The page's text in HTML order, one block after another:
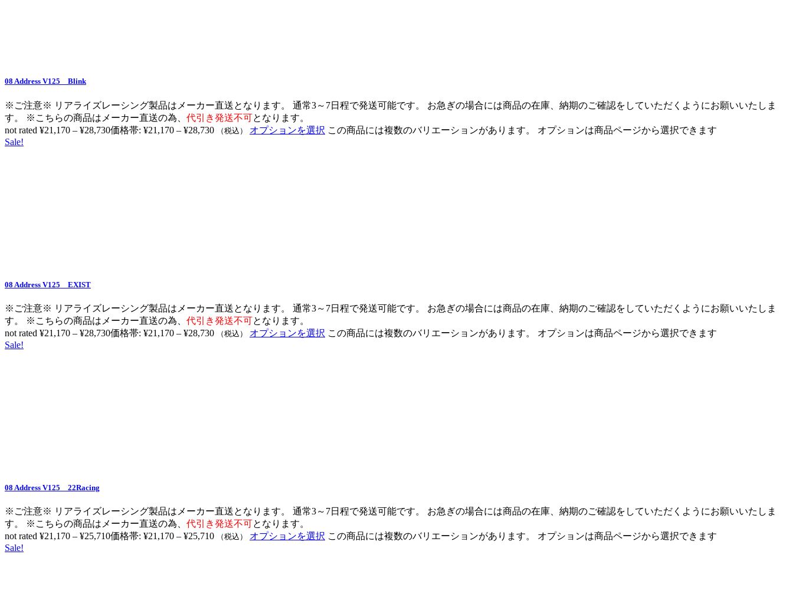
08 Address V125 Blink
※ご注意※ リアライズレーシング製品はメーカー直送となります。 通常3～7日程で発送可能です。 お急ぎの場合には商品の在庫、納期のご確認をしていただくようにお願いいたしま
す。 ※こちらの商品はメーカー直送の為、 代引き発送不可となります。
not rated ¥21,170 – ¥28,730価格帯: ¥21,170 – ¥28,730 （税込） オプションを選択 この商品には複数のバリエーションがあります。 オプションは商品ページから選択できます
Sale!
08 Address V125 EXIST
※ご注意※ リアライズレーシング製品はメーカー直送となります。 通常3～7日程で発送可能です。 お急ぎの場合には商品の在庫、納期のご確認をしていただくようにお願いいたしま
す。 ※こちらの商品はメーカー直送の為、 代引き発送不可となります。
not rated ¥21,170 – ¥28,730価格帯: ¥21,170 – ¥28,730 （税込） オプションを選択 この商品には複数のバリエーションがあります。 オプションは商品ページから選択できます
Sale!
08 Address V125 22Racing
※ご注意※ リアライズレーシング製品はメーカー直送となります。 通常3～7日程で発送可能です。 お急ぎの場合には商品の在庫、納期のご確認をしていただくようにお願いいたしま
す。 ※こちらの商品はメーカー直送の為、 代引き発送不可となります。
not rated ¥21,170 – ¥25,710価格帯: ¥21,170 – ¥25,710 （税込） オプションを選択 この商品には複数のバリエーションがあります。 オプションは商品ページから選択できます
Sale!